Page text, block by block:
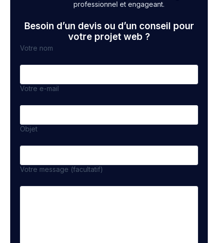
professionnel et engageant.
Besoin d’un devis ou d’un conseil pour
votre projet web ?
Votre nom
Votre e-mail
Objet
Votre message (facultatif)